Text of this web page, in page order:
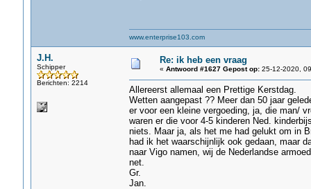
www.enterprise103.com
J.H.
Schipper
Berichten: 2214
Re: ik heb een vraag
« Antwoord #1627 Gepost op:25-12-2020,
Allereerst allemaal een Prettige Kerstdag.
Wetten aangepast ?? Meer dan 50 jaar
er voor een kleine vergoeding, ja, die man/
waren er die voor 4-5 kinderen Ned.
niets. Maar ja, als het me had gelukt om in
had ik het waarschijnlijk ook gedaan, maar
naar Vigo namen, wij de Nederlandse
net.
Gr.
Jan.